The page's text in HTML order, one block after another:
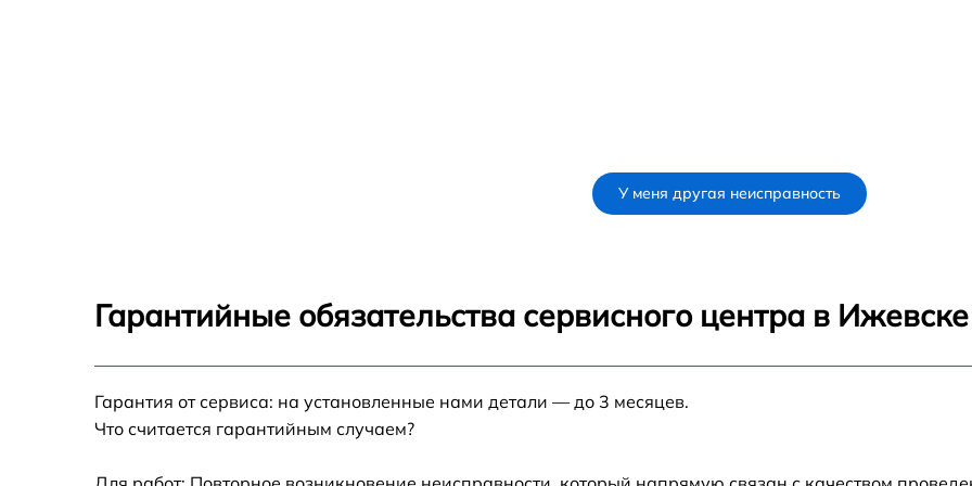
У меня другая неисправность
Гарантийные обязательства сервисного центра в Ижевске
Гарантия от сервиса: на установленные нами детали — до 3 месяцев.
Что считается гарантийным случаем?